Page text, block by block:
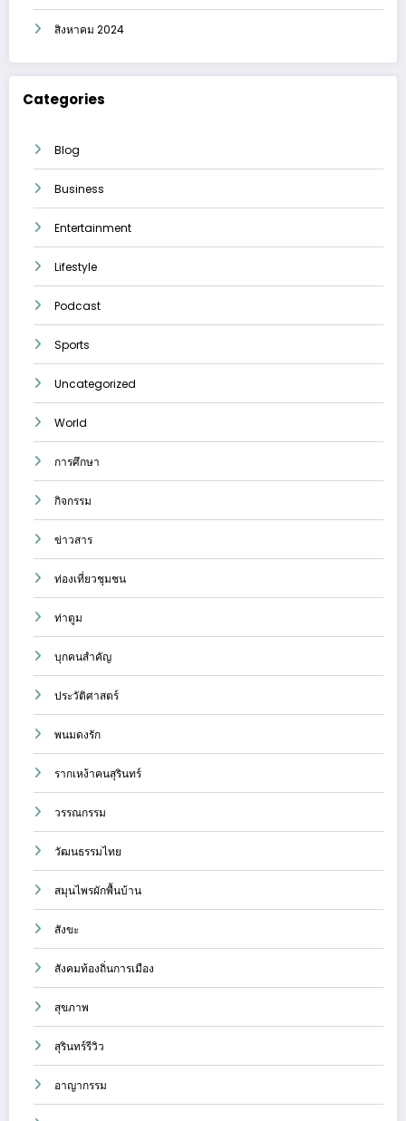
สิงหาคม 2024
Categories
Blog
Business
Entertainment
Lifestyle
Podcast
Sports
Uncategorized
World
การศึกษา
กิจกรรม
ข่าวสาร
ท่องเที่ยวชุมชน
ท่าตูม
บุกคนสำคัญ
ประวัติศาสตร์
พนมดงรัก
รากเหง้าคนสุรินทร์
วรรณกรรม
วัฒนธรรมไทย
สมุนไพรผักพื้นบ้าน
สังขะ
สังคมท้องถิ่นการเมือง
สุขภาพ
สุรินทร์รีวิว
อาญากรรม